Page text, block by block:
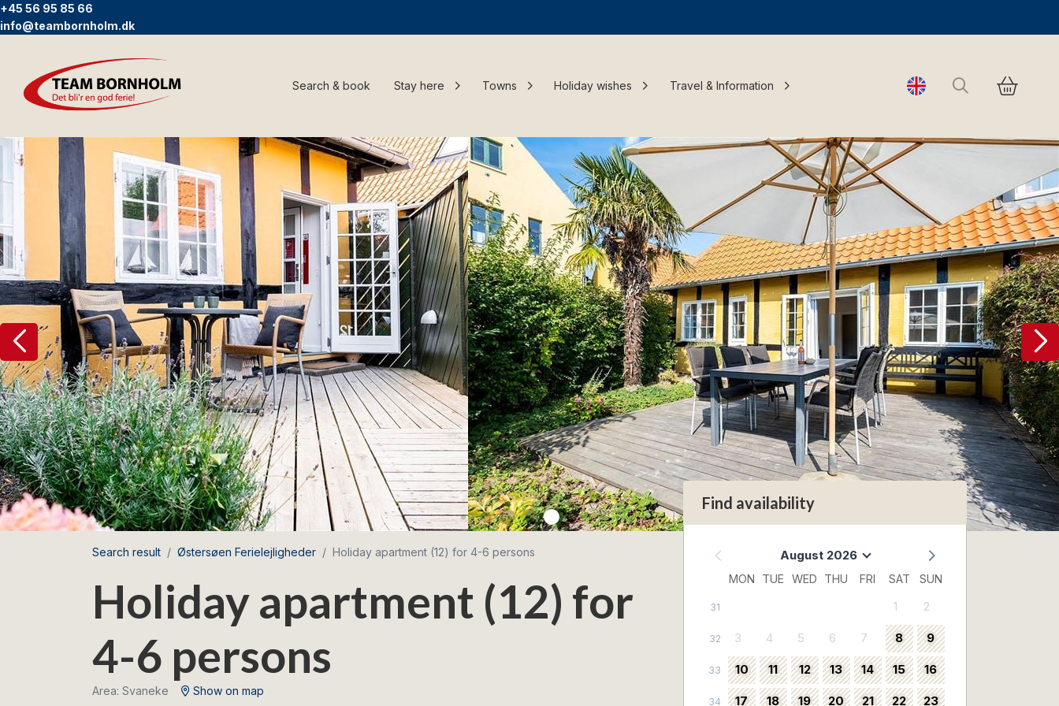
+45 56 95 85 66
info@teambornholm.dk
Search & book Stay here Towns Holiday wishes Travel & Information Change language
Search
Search result Østersøen Ferielejligheder Holiday apartment (12) for 4-6 persons
Holiday apartment (12) for
4-6 persons
Area: Svaneke Show on map
Find availability
August 2026
MON TUE WED THU FRI SAT SUN
31 1 2
32 3 4 5 6 7 8 9
33 10 11 12 13 14 15 16
34 17 18 19 20 21 22 23